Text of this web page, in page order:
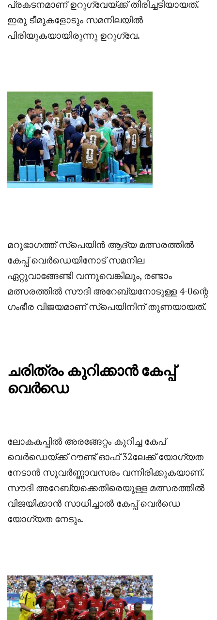
പ്രകടനമാണ് ഉറുഗ്വേയ്ക്ക് തിരിച്ചടിയായത്.
ഇരു ടീമുകളോടും സമനിലയിൽ
പിരിയുകയായിരുന്നു ഉറുഗ്വേ.
മറുഭാഗത്ത് സ്പെയിൻ ആദ്യ മത്സരത്തിൽ
കേപ്പ് വെർഡെയിനോട് സമനില
ഏറ്റുവാങ്ങേണ്ടി വന്നുവെങ്കിലും, രണ്ടാം
മത്സരത്തിൽ സൗദി അറേബ്യനോടുള്ള 4-0ന്റെ
ഗംഭീര വിജയമാണ് സ്പെയിനിന് തുണയായത്.
ചരിത്രം കുറിക്കാൻ കേപ്പ്
വെർഡെ
ലോകകപ്പിൽ അരങ്ങേറ്റം കുറിച്ച കേപ്
വെർഡെയ്ക്ക് റൗണ്ട് ഓഫ് 32ലേക്ക് യോഗ്യത
നേടാൻ സുവർണ്ണാവസരം വന്നിരിക്കുകയാണ്.
സൗദി അറേബ്യക്കെതിരെയുള്ള മത്സരത്തിൽ
വിജയിക്കാൻ സാധിച്ചാൽ കേപ്പ് വെർഡെ
യോഗ്യത നേടും.